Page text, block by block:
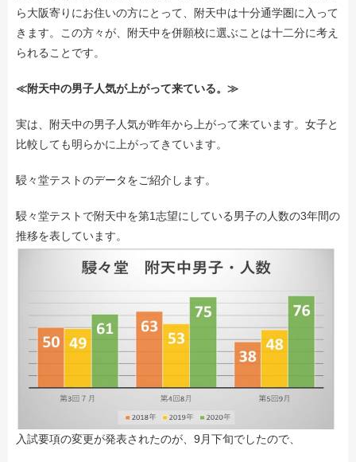
ら大阪寄りにお住いの方にとって、附天中は十分通学圏に入って
きます。この方々が、附天中を併願校に選ぶことは十二分に考え
られることです。
≪附天中の男子人気が上がって来ている。≫
実は、附天中の男子人気が昨年から上がって来ています。女子と
比較しても明らかに上がってきています。
駸々堂テストのデータをご紹介します。
駸々堂テストで附天中を第1志望にしている男子の人数の3年間の
推移を表しています。
入試要項の変更が発表されたのが、9月下旬でしたので、